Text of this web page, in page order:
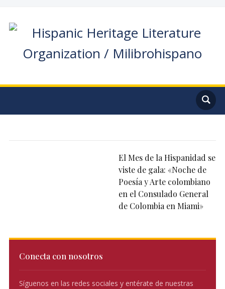
Conecta con nosotros
Síguenos en las redes sociales y entérate de nuestras
El Mes de la Hispanidad se
viste de gala: «Noche de
Poesía y Arte colombiano
en el Consulado General
de Colombia en Miami»